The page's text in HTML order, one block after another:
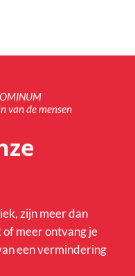
van de mensen
zijn meer dan
meer ontvang je
een vermindering